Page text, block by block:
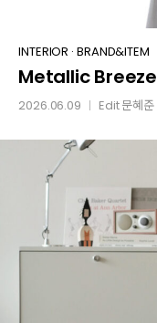
Metallic
Breeze
INTERIOR · BRAND&ITEM
Metallic Breeze
2026.06.09 Edit문혜준